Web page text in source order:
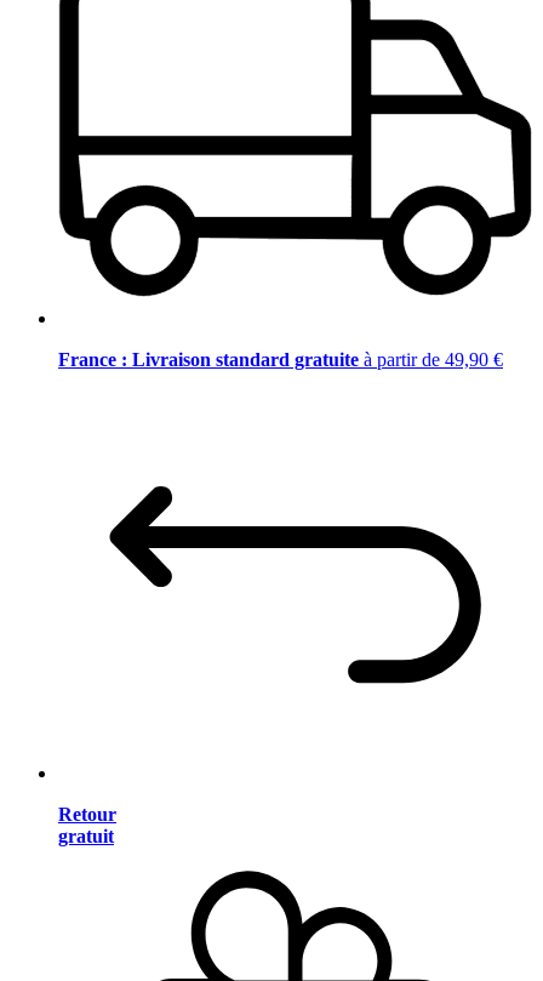
France : Livraison standard gratuite à partir de 49,90 €
Retour
gratuit